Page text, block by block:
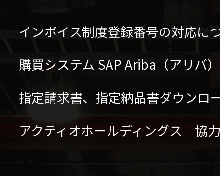
インボイス制度登録番号の対応に
購買システム SAP Ariba（アリバ
指定請求書、指定納品書ダウンロ
アクティオホールディングス 協